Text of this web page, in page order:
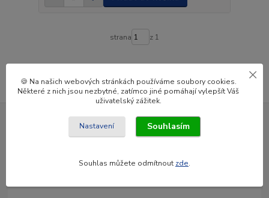
strana z 1
Novinky z našeho blogu
🍪 Na našich webových stránkách používáme soubory cookies.
Některé z nich jsou nezbytné, zatímco jiné pomáhají vylepšít Váš
uživatelský zážitek.
Nastavení Souhlasím
Souhlas můžete odmítnout zde.